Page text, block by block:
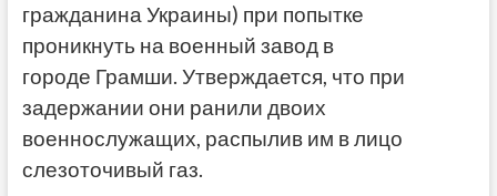
гражданина Украины) при попытке
проникнуть на военный завод в
городе Грамши. Утверждается, что при
задержании они ранили двоих
военнослужащих, распылив им в лицо
слезоточивый газ.